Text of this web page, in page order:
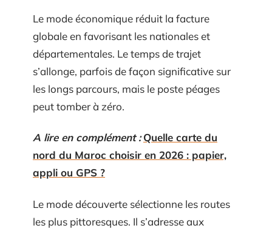
Le mode économique réduit la facture
globale en favorisant les nationales et
départementales. Le temps de trajet
s’allonge, parfois de façon significative sur
les longs parcours, mais le poste péages
peut tomber à zéro.
A lire en complément : Quelle carte du
nord du Maroc choisir en 2026 : papier,
appli ou GPS ?
Le mode découverte sélectionne les routes
les plus pittoresques. Il s’adresse aux